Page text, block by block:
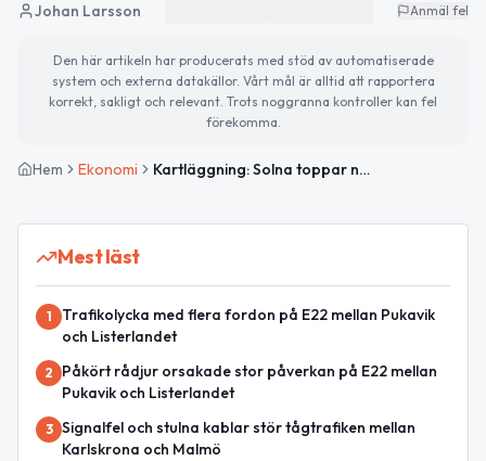
Johan Larsson Anmäl fel
Den här artikeln har producerats med stöd av automatiserade
system och externa datakällor. Vårt mål är alltid att rapportera
korrekt, sakligt och relevant. Trots noggranna kontroller kan fel
förekomma.
Hem Ekonomi Kartläggning: Solna toppar när villalånet tar störst del av inkomsten
Mest läst
1
Trafikolycka med flera fordon på E22 mellan Pukavik
och Listerlandet
2
Påkört rådjur orsakade stor påverkan på E22 mellan
Pukavik och Listerlandet
3 Signalfel och stulna kablar stör tågtrafiken mellan
Karlskrona och Malmö